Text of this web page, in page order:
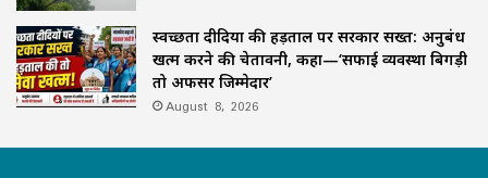
स्वच्छता दीदियों की हड़ताल पर सरकार सख्त: अनुबंध
खत्म करने की चेतावनी, कहा—‘सफाई व्यवस्था बिगड़ी
तो अफसर जिम्मेदार’
August 8, 2026